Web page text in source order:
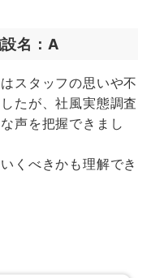
名：A
スタッフの思いや不
たが、社風実態調査
声を把握できまし
くべきかも理解でき